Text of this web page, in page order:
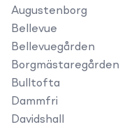
Augustenborg
Bellevue
Bellevuegården
Borgmästaregården
Bulltofta
Dammfri
Davidshall